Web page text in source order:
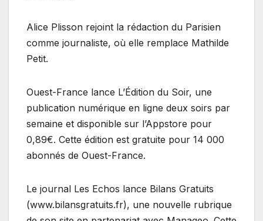
Alice Plisson rejoint la rédaction du Parisien
comme journaliste, où elle remplace Mathilde
Petit.
Ouest-France lance L’Édition du Soir, une
publication numérique en ligne deux soirs par
semaine et disponible sur l’Appstore pour
0,89€. Cette édition est gratuite pour 14 000
abonnés de Ouest-France.
Le journal Les Echos lance Bilans Gratuits
(www.bilansgratuits.fr), une nouvelle rubrique